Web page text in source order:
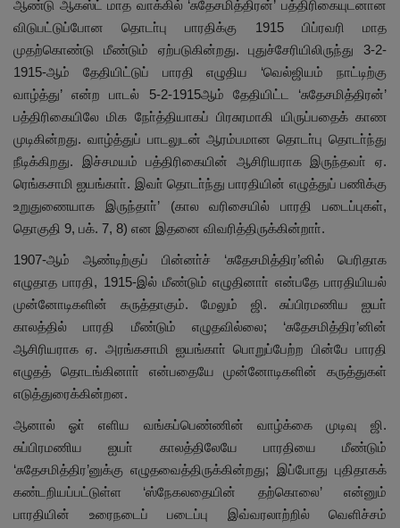
ஆண்டு ஆகஸ்ட் மாத வாக்கில் ‘சுதேசமித்திரன்’ பத்திரிகையுடனான
விடுபட்டுப்போன தொடா்பு பாரதிக்கு 1915 பிப்ரவரி மாத
முதற்கொண்டு மீண்டும் ஏற்படுகின்றது. புதுச்சேரியிலிருந்து 3-2-
1915-ஆம் தேதியிட்டுப் பாரதி எழுதிய ‘வெல்ஜியம் நாட்டிற்கு
வாழ்த்து’ என்ற பாடல் 5-2-1915ஆம் தேதியிட்ட ‘சுதேசமித்திரன்’
பத்திரிகையிலே மிக நோ்த்தியாகப் பிரசுரமாகி யிருப்பதைக் காண
முடிகின்றது. வாழ்த்துப் பாடலுடன் ஆரம்பமான தொடா்பு தொடா்ந்து
நீடிக்கிறது. இச்சமயம் பத்திரிகையின் ஆசிரியராக இருந்தவா் ஏ.
ரெங்கசாமி ஐயங்காா். இவா் தொடா்ந்து பாரதியின் எழுத்துப் பணிக்கு
உறுதுணையாக இருந்தாா்’ (கால வரிசையில் பாரதி படைப்புகள்,
தொகுதி 9, பக். 7, 8) என இதனை விவரித்திருக்கின்றாா்.
1907-ஆம் ஆண்டிற்குப் பின்னா்ச் ‘சுதேசமித்திர’னில் பெரிதாக
எழுதாத பாரதி, 1915-இல் மீண்டும் எழுதினாா் என்பதே பாரதியியல்
முன்னோடிகளின் கருத்தாகும். மேலும் ஜி. சுப்பிரமணிய ஐயா்
காலத்தில் பாரதி மீண்டும் எழுதவில்லை; ‘சுதேசமித்திர’னின்
ஆசிரியராக ஏ. அரங்கசாமி ஐயங்காா் பொறுப்பேற்ற பின்பே பாரதி
எழுதத் தொடங்கினாா் என்பதையே முன்னோடிகளின் கருத்துகள்
எடுத்துரைக்கின்றன.
ஆனால் ஓா் எளிய வங்கப்பெண்ணின் வாழ்க்கை முடிவு ஜி.
சுப்பிரமணிய ஐயா் காலத்திலேயே பாரதியை மீண்டும்
‘சுதேசமித்திர’னுக்கு எழுதவைத்திருக்கின்றது; இப்போது புதிதாகக்
கண்டறியப்பட்டுள்ள ‘ஸ்நேகலதையின் தற்கொலை’ என்னும்
பாரதியின் உரைநடைப் படைப்பு இவ்வரலாற்றில் வெளிச்சம்